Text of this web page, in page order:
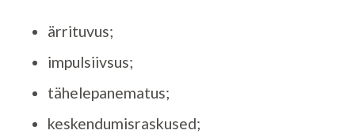
ärrituvus;
impulsiivsus;
tähelepanematus;
keskendumisraskused;